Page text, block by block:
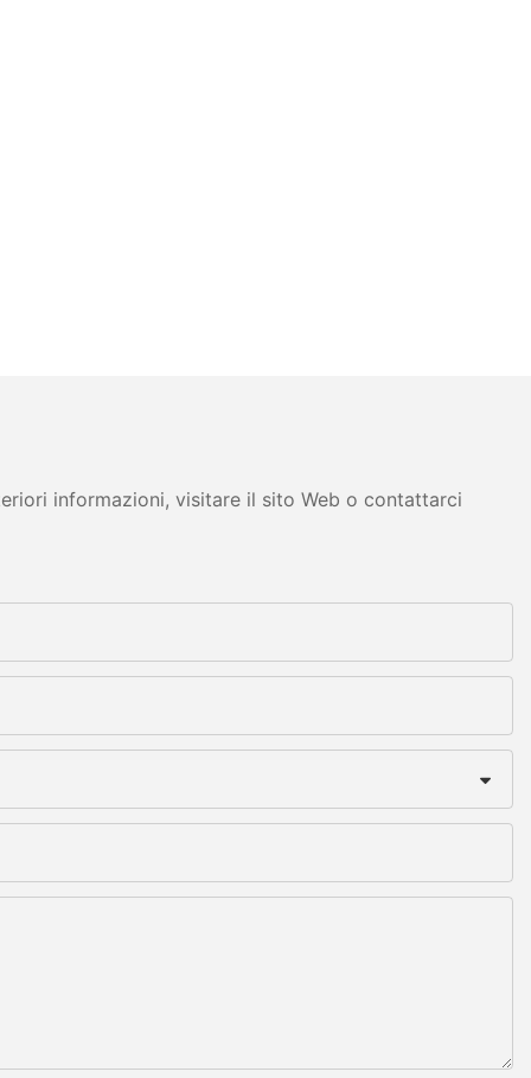
informazioni, visitare il sito Web o contattarci